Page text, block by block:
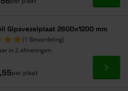
Gipsvezelplaat 2600x1200 mm
(1 Beoordeling)
in 2 afmetingen
per plaat Ga